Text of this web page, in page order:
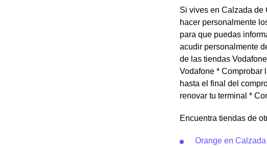
Si vives en Calzada de
hacer personalmente
para que puedas
acudir personalmente
de las tiendas
Vodafone * Comprobar
hasta el final del
renovar tu terminal *
Encuentra tiendas de
Orange en